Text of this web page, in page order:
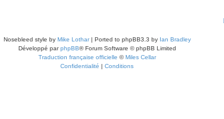
Nosebleed style by Mike Lothar| Ported to phpBB3.3 by Ian Bradley
Développé parphpBB® Forum Software © phpBB Limited
Traduction française officielle ©Miles Cellar
Confidentialité | Conditions